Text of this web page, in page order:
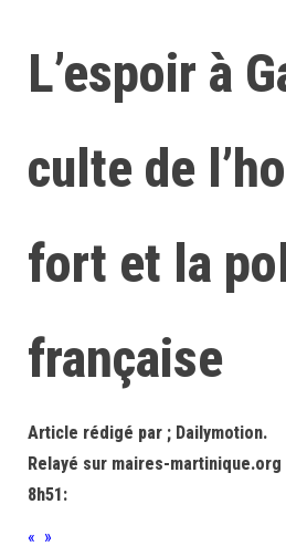
L’espoir à
culte de
fort et la
française
Article rédigé par ; Dailymotion.
Relayé sur maires-martinique.org
8h51:
« »